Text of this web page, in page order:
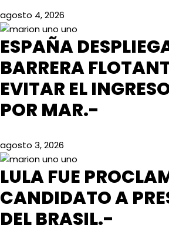
agosto 4, 2026
ESPAÑA
BARRERA
EVITAR EL
POR MAR.-
agosto 3, 2026
LULA FUE
CANDIDATO A
DEL BRASIL.-